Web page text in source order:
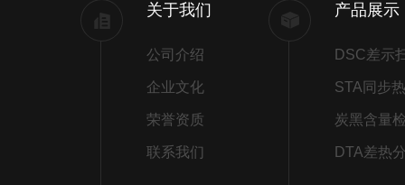
关于我们
公司介绍
企业文化
荣誉资质
联系我们
产品展示
炭黑含量
DTA差热